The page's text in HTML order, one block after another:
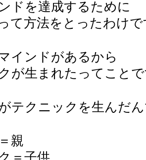
ドを達成するために
て方法をとったわけで
インドがあるから
が生まれたってこと
テクニックを生んだ
親
＝子供